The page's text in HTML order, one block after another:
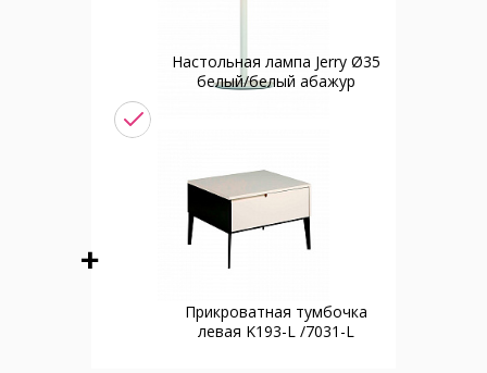
Настольная лампа Jerry Ø35
белый/белый абажур
Прикроватная тумбочка
левая K193-L /7031-L